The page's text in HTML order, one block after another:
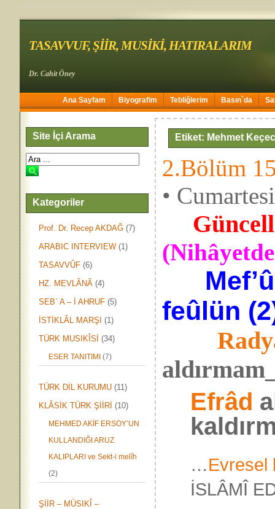
TASAVVUF, ŞİİR, MUSİKİ, HATIRALARIM
Dr. Cahit Öney
Ana Sayfam Biyografim Tebliğlerim Basın`da
Site İçi Arama
Kategoriler
Prof. Dr. Recep AKDAĞ (7)
ARABIC INTERVIEW (1)
TASAVVÛF (6)
HZ. MEVLÂNÂ (4)
SEB` A – İ AHRUF (5)
İSTİKLÂL MARŞI (1)
TÜRK MUSIKÎSİ (34)
ESER TANITIMI (7)
TÜRK DİL KURUMU (11)
KLÂSİK TÜRK ŞİİRİ (10)
MEHMED AKİF ERSOY’UN
KULLANDIĞI ARUZ
KALIPLARI ve Sekt-i melîh
(2)
ŞİİR – MÙSIKÎ –
Etiket: Mehmet
2.Bölüm
•
feûlün
Efrâd
…Evresel
İSLÂMÎ